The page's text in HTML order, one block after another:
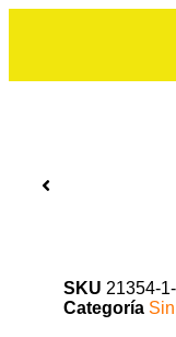
SKU 21354-
Categoría